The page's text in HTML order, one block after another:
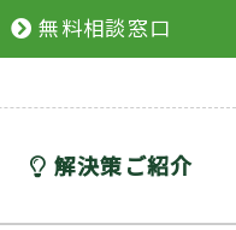
無料相談窓口
解決策ご紹介